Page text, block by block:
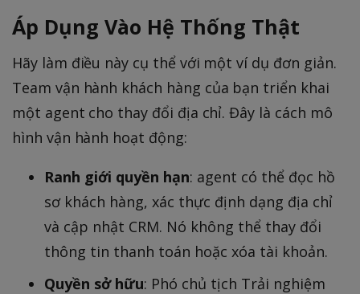
Áp Dụng Vào Hệ Thống Thật
Hãy làm điều này cụ thể với một ví dụ đơn giản.
Team vận hành khách hàng của bạn triển khai
một agent cho thay đổi địa chỉ. Đây là cách mô
hình vận hành hoạt động:
Ranh giới quyền hạn: agent có thể đọc hồ
sơ khách hàng, xác thực định dạng địa chỉ
và cập nhật CRM. Nó không thể thay đổi
thông tin thanh toán hoặc xóa tài khoản.
Quyền sở hữu: Phó chủ tịch Trải nghiệm